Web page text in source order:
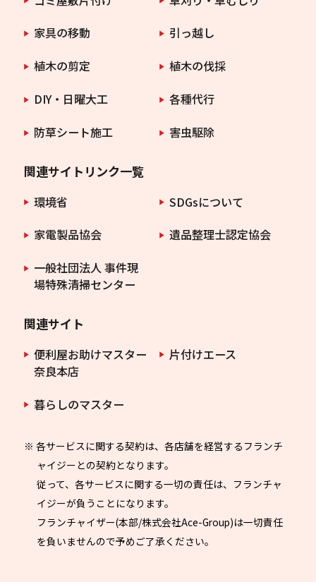
家具の移動
引っ越し
植木の剪定
植木の伐採
DIY・日曜大工
各種代行
防草シート施工
害虫駆除
関連サイトリンク一覧
環境省
SDGsについて
家電製品協会
遺品整理士認定協会
一般社団法人 事件現
場特殊清掃センター
関連サイト
便利屋お助けマスター
奈良本店
片付けエース
暮らしのマスター
※ 各サービスに関する契約は、各店舗を経営するフランチ
ャイジーとの契約となります。
従って、各サービスに関する一切の責任は、フランチャ
イジーが負うことになります。
フランチャイザー(本部/株式会社Ace-Group)は一切責任
を負いませんので予めご了承ください。